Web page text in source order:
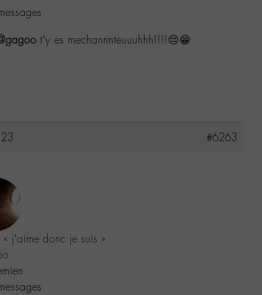
t’y es mechannnteuuuhhh!!!!😔😁
#6263
j’aime donc je suis »